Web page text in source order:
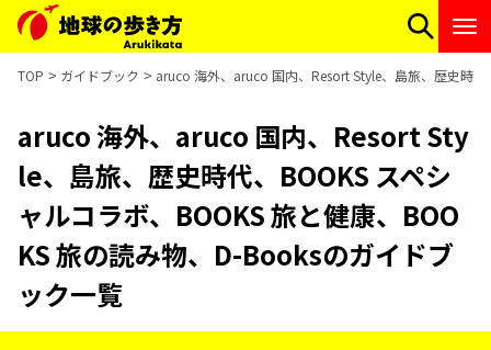
TOP ガイドブック aruco 海外、aruco 国内、Resort Style、島旅、歴史時
aruco 海外、aruco 国内、Resort Sty
le、島旅、歴史時代、BOOKS スペシ
ャルコラボ、BOOKS 旅と健康、BOO
KS 旅の読み物、D-Booksのガイドブ
ック一覧